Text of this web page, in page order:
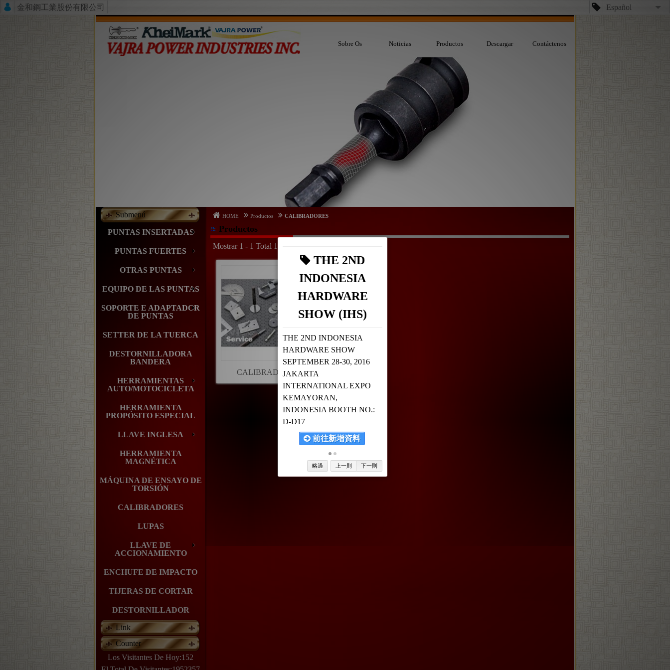
金和鋼工業股份有限公司 Español
Sobre Os Noticias Productos Descargar Contáctenos
Submenú
PUNTAS INSERTADAS
PUNTAS FUERTES
OTRAS PUNTAS
EQUIPO DE LAS PUNTAS
SOPORTE E ADAPTADOR
DE PUNTAS
SETTER DE LA TUERCA
DESTORNILLADORA
BANDERA
HERRAMIENTAS
AUTO/MOTOCICLETA
HERRAMIENTA
PROPÓSITO ESPECIAL
LLAVE INGLESA
HERRAMIENTA
MAGNÉTICA
MÁQUINA DE ENSAYO DE
TORSIÓN
CALIBRADORES
LUPAS
LLAVE DE
ACCIONAMIENTO
ENCHUFE DE IMPACTO
TIJERAS DE CORTAR
DESTORNILLADOR
Link
Counter
Los Visitantes De Hoy:152
HOME Productos CALIBRADORES
Productos
Mostrar 1 - 1 Total 1
CALIBRADORES
THE 2ND
INDONESIA
HARDWARE
SHOW (IHS)
THE 2ND INDONESIA
HARDWARE SHOW
SEPTEMBER 28-30, 2016
JAKARTA
INTERNATIONAL EXPO
KEMAYORAN,
INDONESIA BOOTH NO.:
D-D17
前往新增資料
略過 上一則 下一則